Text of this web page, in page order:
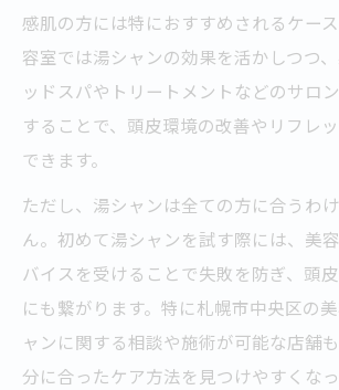
感肌の方には特におすすめされるケー
容室では湯シャンの効果を活かしつつ
ッドスパやトリートメントなどのサロ
することで、頭皮環境の改善やリフレ
できます。
ただし、湯シャンは全ての方に合うわ
ん。初めて湯シャンを試す際には、美
バイスを受けることで失敗を防ぎ、頭
にも繋がります。特に札幌市中央区の
ャンに関する相談や施術が可能な店舗
分に合ったケア方法を見つけやすくなっ